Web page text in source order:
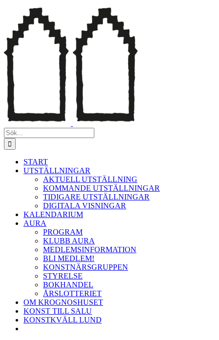
innehållet
Sök
efter:
START
UTSTÄLLNINGAR
AKTUELL UTSTÄLLNING
KOMMANDE UTSTÄLLNINGAR
TIDIGARE UTSTÄLLNINGAR
DIGITALA VISNINGAR
KALENDARIUM
AURA
PROGRAM
KLUBB AURA
MEDLEMSINFORMATION
BLI MEDLEM!
KONSTNÄRSGRUPPEN
STYRELSE
BOKHANDEL
ÅRSLOTTERIET
OM KROGNOSHUSET
KONST TILL SALU
KONSTKVÄLL LUND